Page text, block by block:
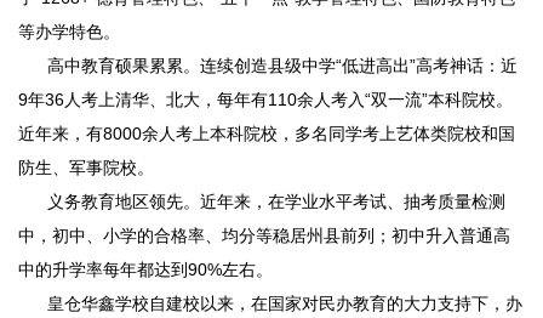
等办学特色。
高中教育硕果累累。连续创造县级中学“低进高出”高考神话：近
9年36人考上清华、北大，每年有110余人考入“双一流”本科院校。
近年来，有8000余人考上本科院校，多名同学考上艺体类院校和国
防生、军事院校。
义务教育地区领先。近年来，在学业水平考试、抽考质量检测
中，初中、小学的合格率、均分等稳居州县前列；初中升入普通高
中的升学率每年都达到90%左右。
皇仓华鑫学校自建校以来，在国家对民办教育的大力支持下，办